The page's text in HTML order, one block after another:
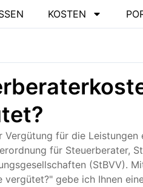
KOSTEN
Vergütung für die
für Steuerberater,
(StBVV).
vergütet?" gebe ich Ihnen